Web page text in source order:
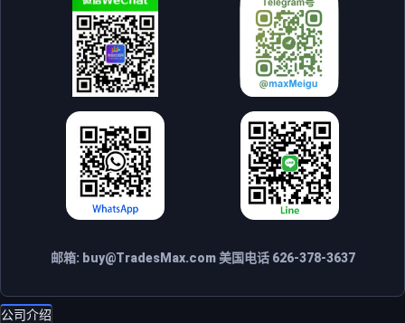
邮箱: buy@TradesMax.com美国电话 626-378-3637
公司介绍